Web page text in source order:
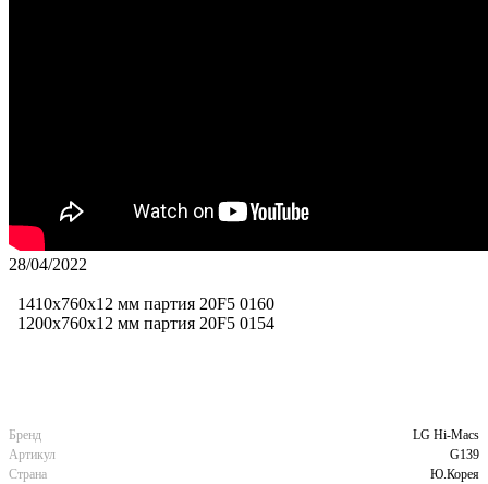
28/04/2022
1410x760x12 мм партия 20F5 0160
1200x760x12 мм партия 20F5 0154
Бренд
LG Hi-Macs
Артикул
G139
Страна
Ю.Корея